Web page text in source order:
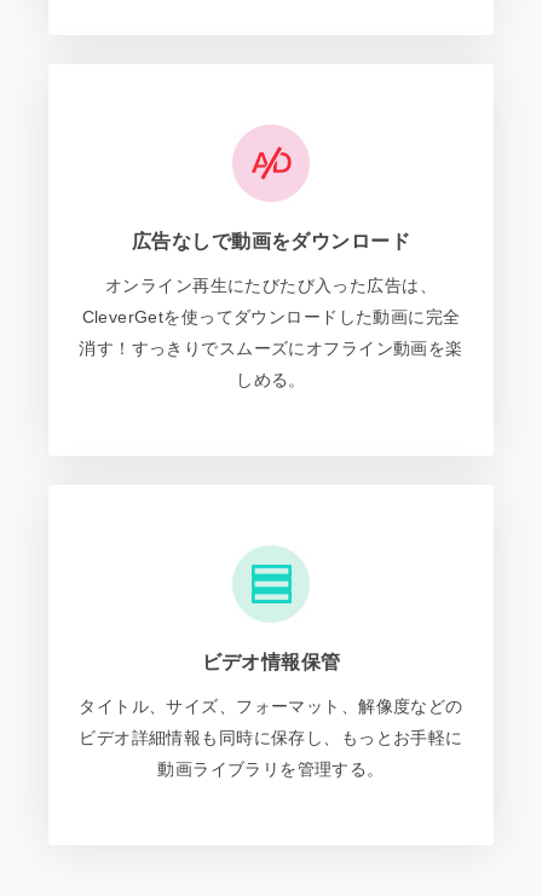
広告なしで動画をダウンロード
オンライン再生にたびたび入った広告は、
CleverGetを使ってダウンロードした動画に完全
消す！すっきりでスムーズにオフライン動画を楽
しめる。
ビデオ情報保管
タイトル、サイズ、フォーマット、解像度などの
ビデオ詳細情報も同時に保存し、もっとお手軽に
動画ライブラリを管理する。